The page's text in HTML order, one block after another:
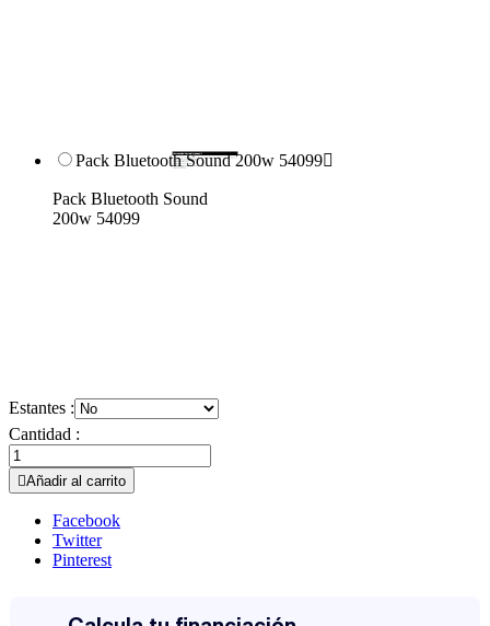
Pack Bluetooth Sound 200w 54099
Pack Bluetooth Sound
200w 54099
Estantes :
Cantidad :
Añadir al carrito
Facebook
Twitter
Pinterest